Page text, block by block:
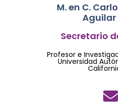
M. en C.
Aguilar
Secretario
Profesor e
Universidad